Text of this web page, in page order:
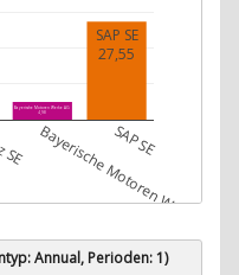
Bayerische Motoren Werke AG
4,98
SAP SE
27,55
Bayerische Motoren Werke AG
SAP SE
Annual, Perioden: 1)